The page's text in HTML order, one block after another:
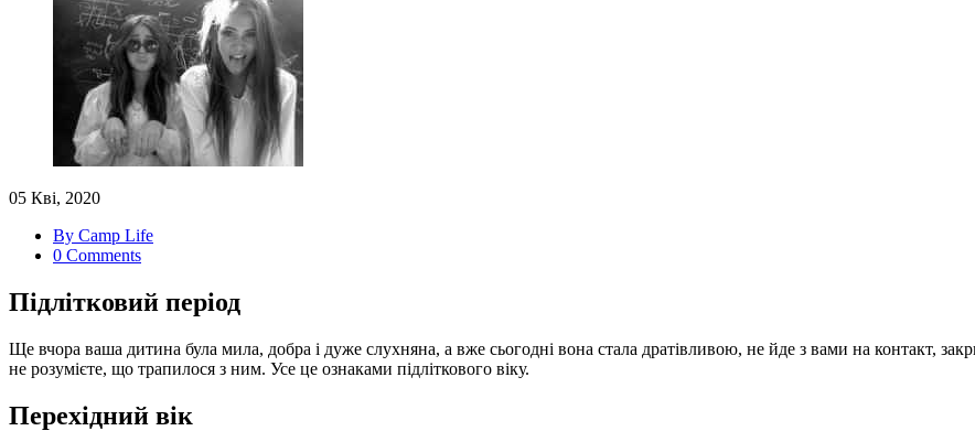
05 Кві, 2020
By Camp Life
0 Comments
Підлітковий період
Ще вчора ваша дитина була мила, добра і дуже слухняна, а вже сьогодні вона стала дратівливою, не йде з вами на контакт,
не розумієте, що трапилося з ним. Усе це ознаками підліткового віку.
Перехідний вік